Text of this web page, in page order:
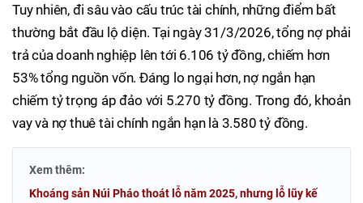
Tuy nhiên, đi sâu vào cấu trúc tài chính, những điểm bất
thường bắt đầu lộ diện. Tại ngày 31/3/2026, tổng nợ phải
trả của doanh nghiệp lên tới 6.106 tỷ đồng, chiếm hơn
53% tổng nguồn vốn. Đáng lo ngại hơn, nợ ngắn hạn
chiếm tỷ trọng áp đảo với 5.270 tỷ đồng. Trong đó, khoản
vay và nợ thuê tài chính ngắn hạn là 3.580 tỷ đồng.
Xem thêm:
Khoáng sản Núi Pháo thoát lỗ năm 2025, nhưng lỗ lũy kế